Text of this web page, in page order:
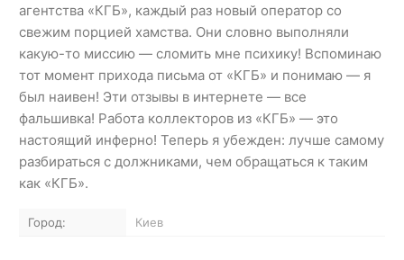
агентства «КГБ», каждый раз новый оператор со
свежим порцией хамства. Они словно выполняли
какую-то миссию — сломить мне психику! Вспоминаю
тот момент прихода письма от «КГБ» и понимаю — я
был наивен! Эти отзывы в интернете — все
фальшивка! Работа коллекторов из «КГБ» — это
настоящий инферно! Теперь я убежден: лучше самому
разбираться с должниками, чем обращаться к таким
как «КГБ».
Город: Киев